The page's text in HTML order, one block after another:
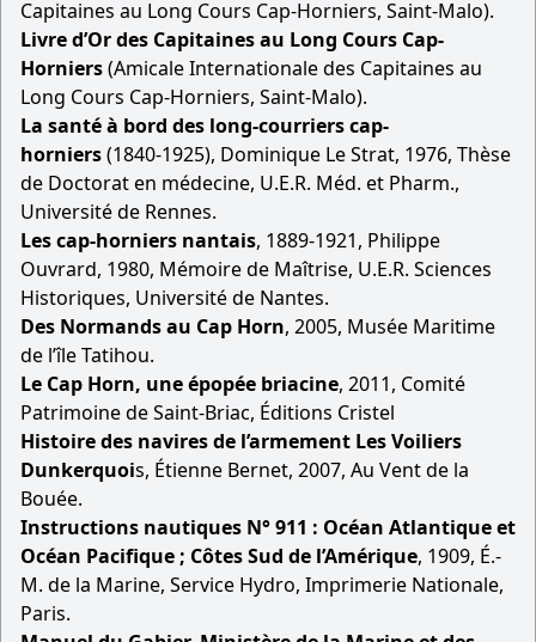
Capitaines au Long Cours Cap-Horniers, Saint-Malo).
Livre d’Or des Capitaines au Long Cours Cap-
Horniers(Amicale Internationale des Capitaines au
Long Cours Cap-Horniers, Saint-Malo).
La santé à bord des long-courriers cap-
horniers(1840-1925), Dominique Le Strat, 1976, Thèse
de Doctorat en médecine, U.E.R. Méd. et Pharm.,
Université de Rennes.
Les cap-horniers nantais, 1889-1921, Philippe
Ouvrard, 1980, Mémoire de Maîtrise, U.E.R. Sciences
Historiques, Université de Nantes.
Des Normands au Cap Horn, 2005, Musée Maritime
de l’île Tatihou.
Le Cap Horn, une épopée briacine, 2011, Comité
Patrimoine de Saint-Briac, Éditions Cristel
Histoire des navires de l’armement Les Voiliers
Dunkerquois, Étienne Bernet, 2007, Au Vent de la
Bouée.
Instructions nautiques N° 911 : Océan Atlantique et
Océan Pacifique ; Côtes Sud de l’Amérique, 1909, É.-
M. de la Marine, Service Hydro, Imprimerie Nationale,
Paris.